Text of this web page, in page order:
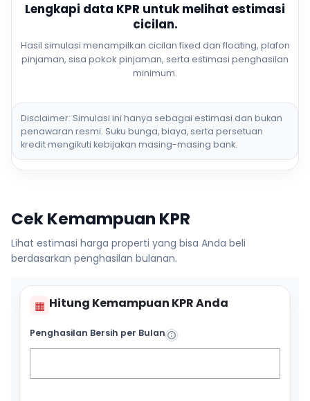
Lengkapi data KPR untuk melihat estimasi
cicilan.
Hasil simulasi menampilkan cicilan fixed dan floating, plafon
pinjaman, sisa pokok pinjaman, serta estimasi penghasilan
minimum.
Disclaimer: Simulasi ini hanya sebagai estimasi dan bukan
penawaran resmi. Suku bunga, biaya, serta persetuan
kredit mengikuti kebijakan masing-masing bank.
Cek Kemampuan KPR
Lihat estimasi harga properti yang bisa Anda beli
berdasarkan penghasilan bulanan.
▦ Hitung Kemampuan KPR Anda
Penghasilan Bersih per Bulan